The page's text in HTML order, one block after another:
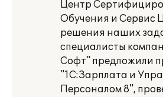
Центр
Обучения и Сервис
решения наших
специалисты
Софт" предложили
"1С:Зарплата и
Персоналом 8",